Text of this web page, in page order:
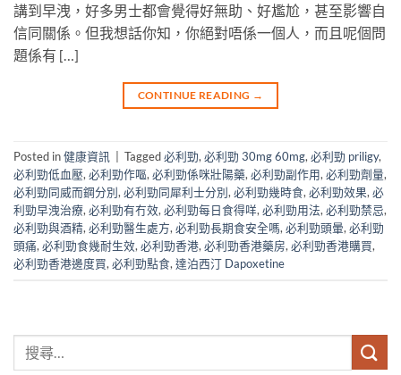
講到早洩，好多男士都會覺得好無助、好尷尬，甚至影響自
信同關係。但我想話你知，你絕對唔係一個人，而且呢個問
題係有 […]
CONTINUE READING →
Posted in健康資訊 Tagged必利勁,必利勁 30mg 60mg,必利勁 priligy,
必利勁低血壓,必利勁作嘔,必利勁係咪壯陽藥,必利勁副作用,必利勁劑量,
必利勁同威而鋼分別,必利勁同犀利士分別,必利勁幾時食,必利勁效果,必
利勁早洩治療,必利勁有冇效,必利勁每日食得咩,必利勁用法,必利勁禁忌,
必利勁與酒精,必利勁醫生處方,必利勁長期食安全嗎,必利勁頭暈,必利勁
頭痛,必利勁食幾耐生效,必利勁香港,必利勁香港藥房,必利勁香港購買,
必利勁香港邊度買,必利勁點食,達泊西汀 Dapoxetine